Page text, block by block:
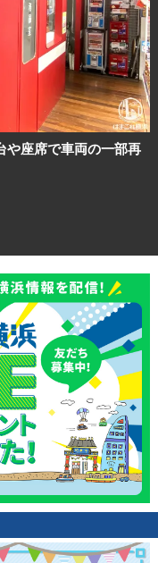
や座席で車両の一部再